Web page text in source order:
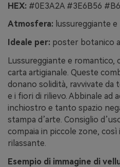
HEX: #0E3A2A #3E6B56
Atmosfera: lussureggiante
Ideale per: poster botanico
Lussureggiante e romantico,
carta artigianale. Queste
donano solidità, ravvivate da
e i fiori di rilievo. Abbinale ad
inchiostro e tanto spazio
stampa d’arte. Consiglio
compaia in piccole zone,
rilassante.
Esempio di immagine di